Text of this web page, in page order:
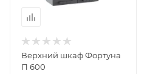
Верхний шкаф Фортуна
П 600